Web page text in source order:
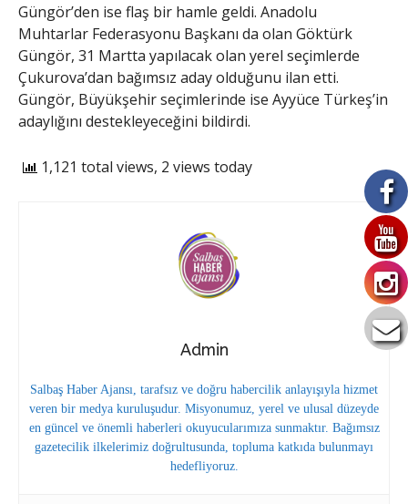
Güngör’den ise flaş bir hamle geldi. Anadolu
Muhtarlar Federasyonu Başkanı da olan Göktürk
Güngör, 31 Martta yapılacak olan yerel seçimlerde
Çukurova’dan bağımsız aday olduğunu ilan etti.
Güngör, Büyükşehir seçimlerinde ise Ayyüce Türkeş’in
adaylığını destekleyeceğini bildirdi.
1,121 total views, 2 views today
Admin
Salbaş Haber Ajansı, tarafsız ve doğru habercilik anlayışıyla hizmet
veren bir medya kuruluşudur. Misyonumuz, yerel ve ulusal düzeyde
en güncel ve önemli haberleri okuyucularımıza sunmaktır. Bağımsız
gazetecilik ilkelerimiz doğrultusunda, topluma katkıda bulunmayı
hedefliyoruz.